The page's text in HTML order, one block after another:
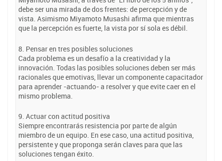
debe ser una mirada de dos frentes: de percepción y de
vista. Asimismo Miyamoto Musashi afirma que mientras
que la percepción es fuerte, la vista por sí sola es débil.
8. Pensar en tres posibles soluciones
Cada problema es un desafío a la creatividad y la
innovación. Todas las posibles soluciones deben ser más
racionales que emotivas, llevar un componente capacitador
para aprender -actuando- a resolver y que evite caer en el
mismo problema.
9. Actuar con actitud positiva
Siempre encontrarás resistencia por parte de algún
miembro de un equipo. En ese caso, una actitud positiva,
persistente y que proponga serán claves para que las
soluciones tengan éxito.